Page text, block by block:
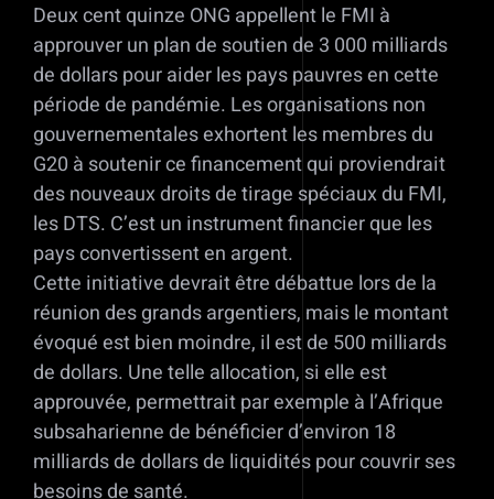
Deux cent quinze ONG appellent le FMI à
approuver un plan de soutien de 3 000 milliards
de dollars pour aider les pays pauvres en cette
période de pandémie. Les organisations non
gouvernementales exhortent les membres du
G20 à soutenir ce financement qui proviendrait
des nouveaux droits de tirage spéciaux du FMI,
les DTS. C’est un instrument financier que les
pays convertissent en argent.
Cette initiative devrait être débattue lors de la
réunion des grands argentiers, mais le montant
évoqué est bien moindre, il est de 500 milliards
de dollars. Une telle allocation, si elle est
approuvée, permettrait par exemple à l’Afrique
subsaharienne de bénéficier d’environ 18
milliards de dollars de liquidités pour couvrir ses
besoins de santé.